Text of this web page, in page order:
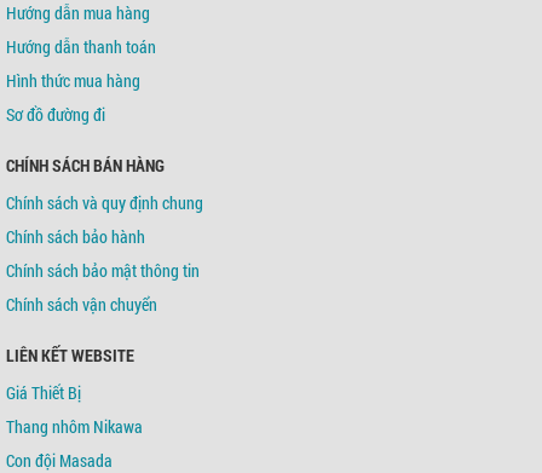
Hướng dẫn mua hàng
Hướng dẫn thanh toán
Hình thức mua hàng
Sơ đồ đường đi
CHÍNH SÁCH BÁN HÀNG
Chính sách và quy định chung
Chính sách bảo hành
Chính sách bảo mật thông tin
Chính sách vận chuyển
LIÊN KẾT WEBSITE
Giá Thiết Bị
Thang nhôm Nikawa
Con đội Masada